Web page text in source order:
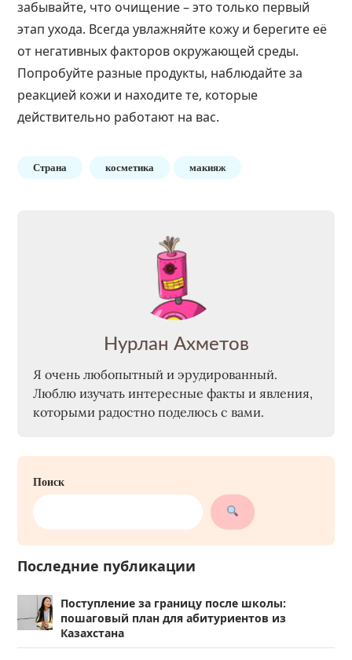
забывайте, что очищение – это только первый
этап ухода. Всегда увлажняйте кожу и берегите её
от негативных факторов окружающей среды.
Попробуйте разные продукты, наблюдайте за
реакцией кожи и находите те, которые
действительно работают на вас.
Страна косметика макияж
Нурлан Ахметов
Я очень любопытный и эрудированный.
Люблю изучать интересные факты и явления,
которыми радостно поделюсь с вами.
Поиск
Последние публикации
Поступление за границу после школы:
пошаговый план для абитуриентов из
Казахстана